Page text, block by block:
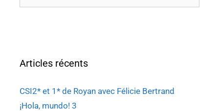
Articles récents
CSI2* et 1* de Royan avec Félicie Bertrand
¡Hola, mundo! 3